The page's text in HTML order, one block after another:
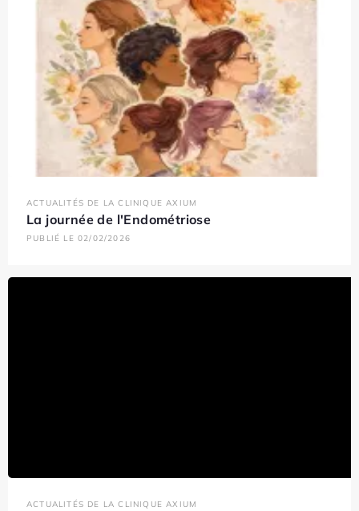
ACTUALITÉS DE LA CLINIQUE AXIUM
La journée de l'Endométriose
PUBLIÉ LE 02/02/2026
ACTUALITÉS DE LA CLINIQUE AXIUM